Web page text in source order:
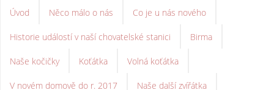
Úvod Něco málo o nás Co je u nás nového
Historie událostí v naší chovatelské stanici Birma
Naše kočičky Koťátka Volná koťátka
V novém domově do r. 2017 Naše další zvířátka